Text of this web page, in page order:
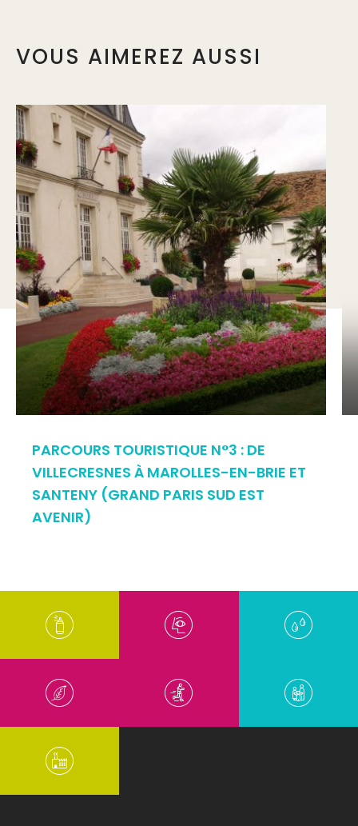
VOUS AIMEREZ AUSSI
PARCOURS TOURISTIQUE N°3 : DE
VILLECRESNES À MAROLLES-EN-BRIE ET
SANTENY (GRAND PARIS SUD EST
AVENIR)